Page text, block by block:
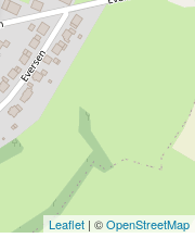
Leaflet | ©OpenStreetMap